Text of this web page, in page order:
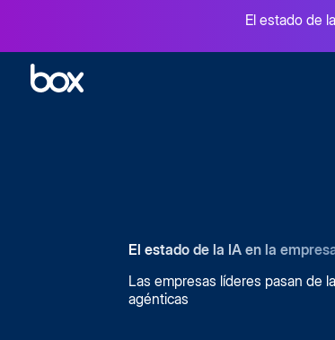
El estado de
Seguridad y CumplimientoEl estado de la IA en la
Las empresas líderes pasan de
agénticas